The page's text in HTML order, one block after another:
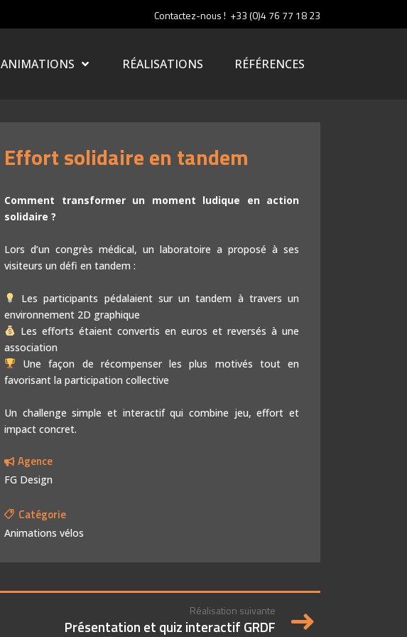
Contactez-nous ! +33 (0)4 76 77 18 23
ANIMATIONS
Coloriages animés
Réalité augmentée
Social wall : donnez la parole !
RÉALISATIONS RÉFÉRENCES
Effort solidaire en tandem
Comment transformer un moment ludique en action
solidaire ?
Lors d’un congrès médical, un laboratoire a proposé à ses
visiteurs un défi en tandem :
Les participants pédalaient sur un tandem à travers un
environnement 2D graphique
Les efforts étaient convertis en euros et reversés à une
association
Une façon de récompenser les plus motivés tout en
favorisant la participation collective
Un challenge simple et interactif qui combine jeu, effort et
impact concret.
Agence
FG Design
Catégorie
Animations vélos
Réalisation suivante
Présentation et quiz interactif GRDF